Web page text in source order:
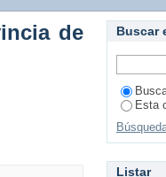
de
Buscar
Esta
Listar